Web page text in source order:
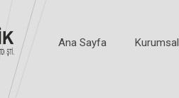
Ana Sayfa Kurumsal